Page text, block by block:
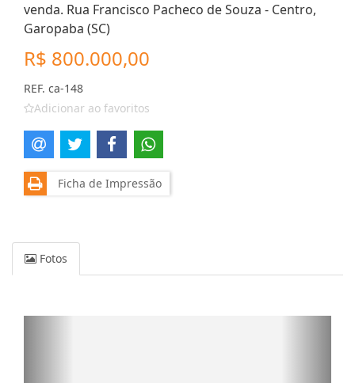
venda. Rua Francisco Pacheco de Souza - Centro,
Garopaba (SC)
R$ 800.000,00
REF. ca-148
Adicionar ao favoritos
Ficha de Impressão
Fotos